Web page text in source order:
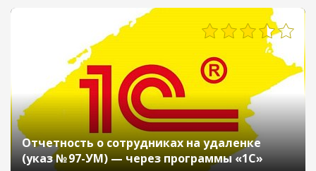
Отчетность о сотрудниках на удаленке
(указ № 97-УМ) — через программы «1С»